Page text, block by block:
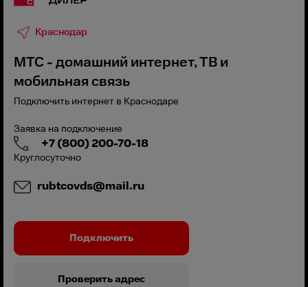
Краснодар
МТС - домашний интернет, ТВ и
мобильная связь
Подключить интернет в Краснодаре
Заявка на подключение
+7 (800) 200-70-18
Круглосуточно
rubtcovds@mail.ru
Подключить
Проверить адрес